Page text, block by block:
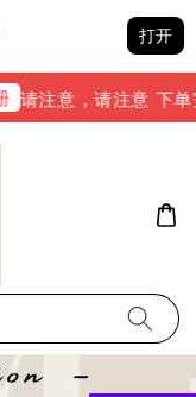
打开
请注意，请注意 下单